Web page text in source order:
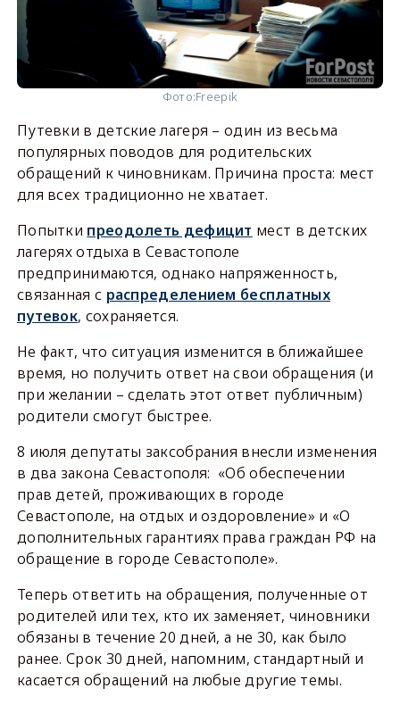
Фото:Freepik
Путевки в детские лагеря – один из весьма
популярных поводов для родительских
обращений к чиновникам. Причина проста: мест
для всех традиционно не хватает.
Попытки преодолеть дефицит мест в детских
лагерях отдыха в Севастополе
предпринимаются, однако напряженность,
связанная с распределением бесплатных
путевок, сохраняется.
Не факт, что ситуация изменится в ближайшее
время, но получить ответ на свои обращения (и
при желании – сделать этот ответ публичным)
родители смогут быстрее.
8 июля депутаты заксобрания внесли изменения
в два закона Севастополя: «Об обеспечении
прав детей, проживающих в городе
Севастополе, на отдых и оздоровление» и «О
дополнительных гарантиях права граждан РФ на
обращение в городе Севастополе».
Теперь ответить на обращения, полученные от
родителей или тех, кто их заменяет, чиновники
обязаны в течение 20 дней, а не 30, как было
ранее. Срок 30 дней, напомним, стандартный и
касается обращений на любые другие темы.